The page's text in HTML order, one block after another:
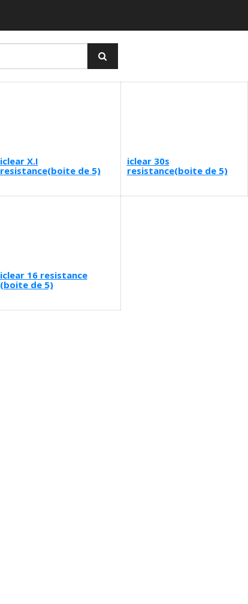
iclear X.I
resistance(boite de 5)
iclear 30s
resistance(boite de 5)
iclear 16 resistance
(boite de 5)